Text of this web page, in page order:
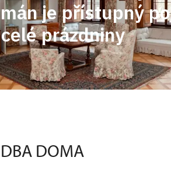
je přístupný po
celé prázdniny
DOMA